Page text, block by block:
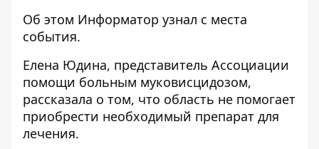
Об этом Информатор узнал с места
события.
Елена Юдина, представитель Ассоциации
помощи больным муковисцидозом,
рассказала о том, что область не помогает
приобрести необходимый препарат для
лечения.